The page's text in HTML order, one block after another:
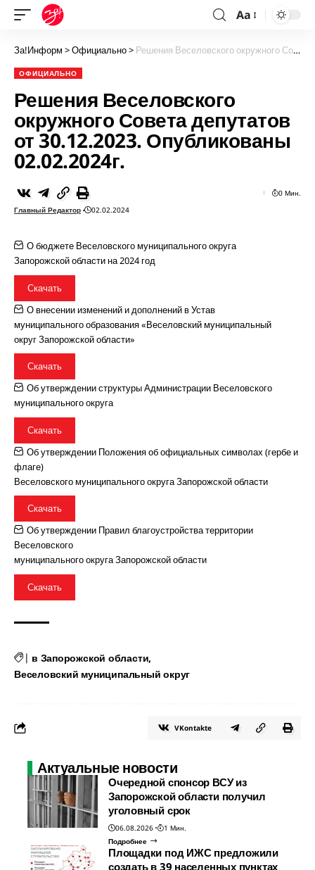
Aa
За!Информ >Официально> Решения Веселовского окружного Совета депутатов от 30.12.2023. Опубликованы 02.02.2024г.
ОФИЦИАЛЬНО
Решения Веселовского
окружного Совета депутатов
от 30.12.2023. Опубликованы
02.02.2024г.
Главный Редактор 02.02.2024
0 Мин.
О бюджете Веселовского муниципального округа
Запорожской области на 2024 год
Скачать
О внесении изменений и дополнений в Устав
муниципального образования «Веселовский муниципальный
округ Запорожской области»
Скачать
Об утверждении структуры Администрации Веселовского
муниципального округа
Скачать
Об утверждении Положения об официальных символах (гербе и
флаге)
Веселовского муниципального округа Запорожской области
Скачать
Об утверждении Правил благоустройства территории
Веселовского
муниципального округа Запорожской области
Скачать
| в Запорожской области
Веселовский муниципальный округ
VKontakte
Актуальные новости
Очередной спонсор ВСУ из
Запорожской области получил
уголовный срок
06.08.2026
1 Мин.
Подробнее
Площадки под ИЖС предложили
создать в 39 населенных пунктах